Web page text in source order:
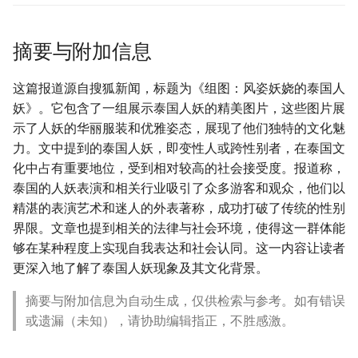
摘要与附加信息
这篇报道源自搜狐新闻，标题为《组图：风姿妖娆的泰国人
妖》。它包含了一组展示泰国人妖的精美图片，这些图片展
示了人妖的华丽服装和优雅姿态，展现了他们独特的文化魅
力。文中提到的泰国人妖，即变性人或跨性别者，在泰国文
化中占有重要地位，受到相对较高的社会接受度。报道称，
泰国的人妖表演和相关行业吸引了众多游客和观众，他们以
精湛的表演艺术和迷人的外表著称，成功打破了传统的性别
界限。文章也提到相关的法律与社会环境，使得这一群体能
够在某种程度上实现自我表达和社会认同。这一内容让读者
更深入地了解了泰国人妖现象及其文化背景。
摘要与附加信息为自动生成，仅供检索与参考。如有错误
或遗漏（未知），请协助编辑指正，不胜感激。